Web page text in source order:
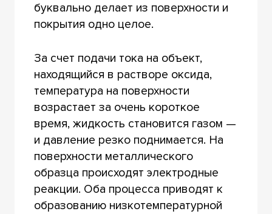
буквально делает из поверхности и
покрытия одно целое.
За счет подачи тока на объект,
находящийся в растворе оксида,
температура на поверхности
возрастает за очень короткое
время, жидкость становится газом —
и давление резко поднимается. На
поверхности металлического
образца происходят электродные
реакции. Оба процесса приводят к
образованию низкотемпературной